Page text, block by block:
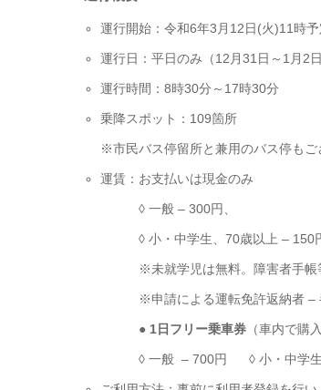
運行開始：令和6年3月12日(火)11時予
運行日：平日のみ（12月31日～1月2日
運行時間：8時30分～17時30分
乗降スポット：109箇所
※市民バス停留所と兼用のバス停もご
運賃： お支払いは現金のみ
◊ 一般 – 300円、
◊ 小・中学生、70歳以上 – 150
※未就学児は無料。障害者手帳
※申請による運転免許返納者 –
● 1日フリー乗車券 （車内で購
◊ 一般 – 700円 ◊ 小・中学生